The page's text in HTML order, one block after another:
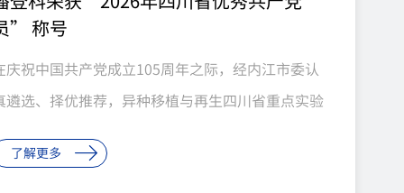
” 称号
庆祝中国共产党成立105周年之际，经内江市委认
遴选、择优推荐，异种移植与再生四川省重点实验
省委授予“2026年四川省优秀共产党员”称号。这
了解更多